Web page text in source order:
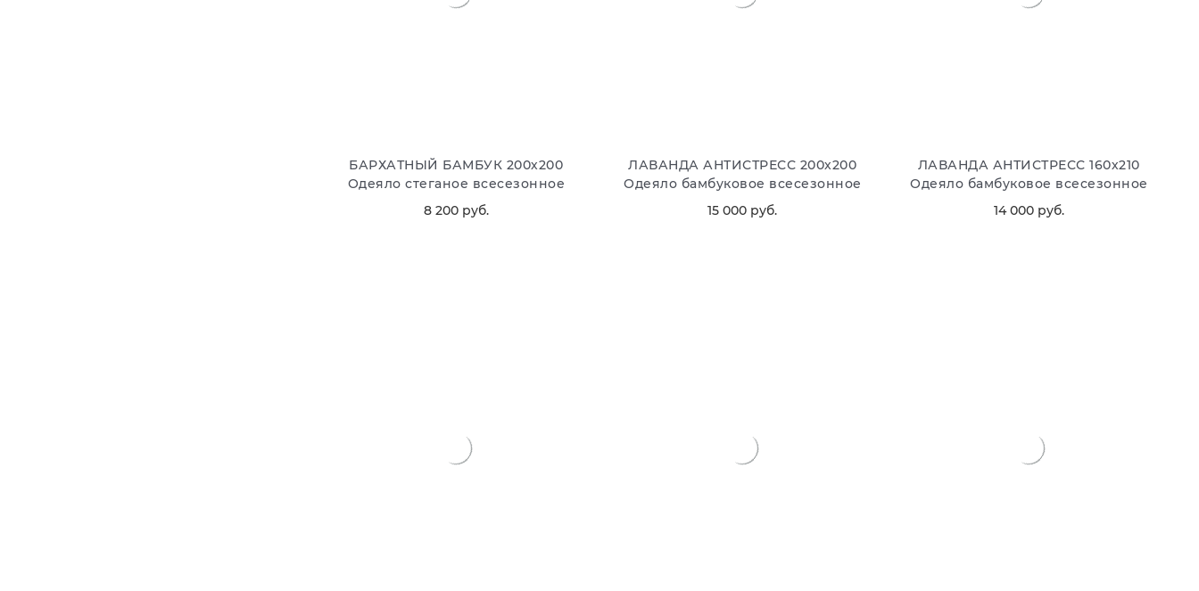
БАРХАТНЫЙ БАМБУК 200х200
Одеяло стеганое всесезонное
8 200 руб.
ЛАВАНДА АНТИСТРЕСС 200х200
Одеяло бамбуковое всесезонное
15 000 руб.
ЛАВАНДА АНТИСТРЕСС 160х210
Одеяло бамбуковое всесезонное
14 000 руб.